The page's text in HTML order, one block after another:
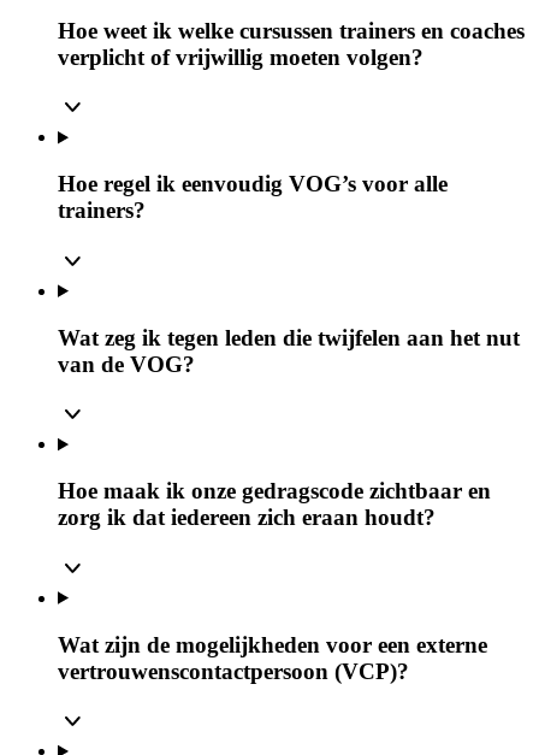
Hoe weet ik welke cursussen trainers en coaches
verplicht of vrijwillig moeten volgen?
Hoe regel ik eenvoudig VOG’s voor alle
trainers?
Wat zeg ik tegen leden die twijfelen aan het nut
van de VOG?
Hoe maak ik onze gedragscode zichtbaar en
zorg ik dat iedereen zich eraan houdt?
Wat zijn de mogelijkheden voor een externe
vertrouwenscontactpersoon (VCP)?